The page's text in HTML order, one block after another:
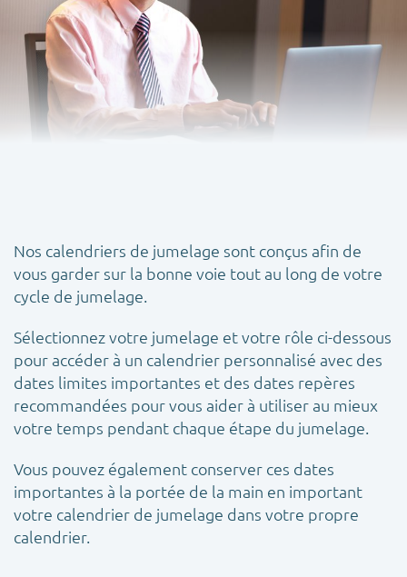
Nos calendriers de jumelage sont conçus afin de
vous garder sur la bonne voie tout au long de votre
cycle de jumelage.
Sélectionnez votre jumelage et votre rôle ci-dessous
pour accéder à un calendrier personnalisé avec des
dates limites importantes et des dates repères
recommandées pour vous aider à utiliser au mieux
votre temps pendant chaque étape du jumelage.
Vous pouvez également conserver ces dates
importantes à la portée de la main en important
votre calendrier de jumelage dans votre propre
calendrier.